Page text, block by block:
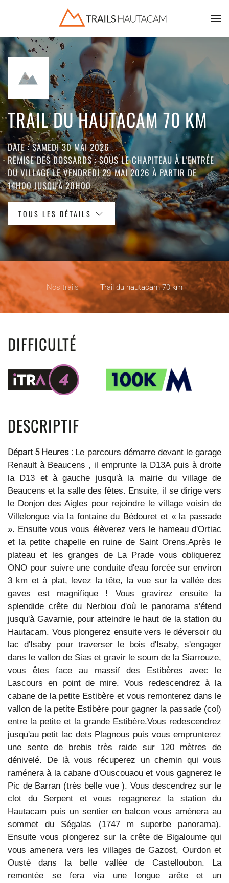
Accéder au contenu principal
TRAIL DU HAUTACAM 70 KM
DATE : SAMEDI 30 MAI 2026
REMISE DES DOSSARDS : SOUS LE CHAPITEAU À L'ENTRÉE
DU VILLAGE LE VENDREDI 29 MAI 2026 À PARTIR DE
14H00 JUSQU'À 20H00
TOUS LES DÉTAILS
Nos trails Trail du hautacam 70 km
DIFFICULTÉ
DESCRIPTIF
Départ 5 Heures : Le parcours démarre devant le garage
Renault à Beaucens , il emprunte la D13A puis à droite
la D13 et à gauche jusqu'à la mairie du village de
Beaucens et la salle des fêtes. Ensuite, il se dirige vers
le Donjon des Aigles pour rejoindre le village voisin de
Villelongue via la fontaine du Bédouret et « la passade
». Ensuite vous vous élèverez vers le hameau d'Ortiac
et la petite chapelle en ruine de Saint Orens.Après le
plateau et les granges de La Prade vous obliquerez
ONO pour suivre une conduite d'eau forcée sur environ
3 km et à plat, levez la tête, la vue sur la vallée des
gaves est magnifique ! Vous gravirez ensuite la
splendide crête du Nerbiou d'où le panorama s'étend
jusqu'à Gavarnie, pour atteindre le haut de la station du
Hautacam. Vous plongerez ensuite vers le déversoir du
lac d'Isaby pour traverser le bois d'Isaby, s'engager
dans le vallon de Sias et gravir le soum de la Siarrouze,
vous êtes face au massif des Estibères avec le
Lascours en point de mire. Vous redescendrez à la
cabane de la petite Estibère et vous remonterez dans le
vallon de la petite Estibère pour gagner la passade (col)
entre la petite et la grande Estibère.Vous redescendrez
jusqu'au petit lac dets Plagnous puis vous emprunterez
une sente de brebis très raide sur 120 mètres de
dénivelé. De là vous récuperez un chemin qui vous
raménera à la cabane d'Ouscouaou et vous gagnerez le
Pic de Barran (très belle vue ). Vous descendrez sur le
clot du Serpent et vous regagnerez la station du
Hautacam puis un sentier en balcon vous aménera au
sommet du Ségalas (1747 m superbe panorama).
Ensuite vous plongerez sur la crête de Bigaloume qui
vous amenera vers les villages de Gazost, Ourdon et
Ousté dans la belle vallée de Castelloubon. La
remontée se fera via une longue arête et un